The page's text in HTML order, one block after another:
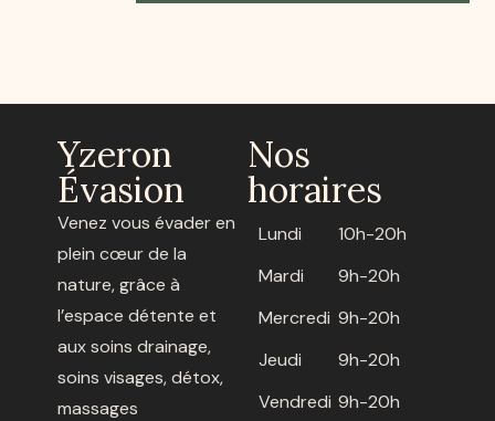
Yzeron
Évasion
Venez vous évader en
plein cœur de la
nature, grâce à
l’espace détente et
aux soins drainage,
soins visages, détox,
massages
Nos
horaires
Lundi
Mardi
Mercredi
Jeudi
Vendredi
10h-20h
9h-20h
9h-20h
9h-20h
9h-20h